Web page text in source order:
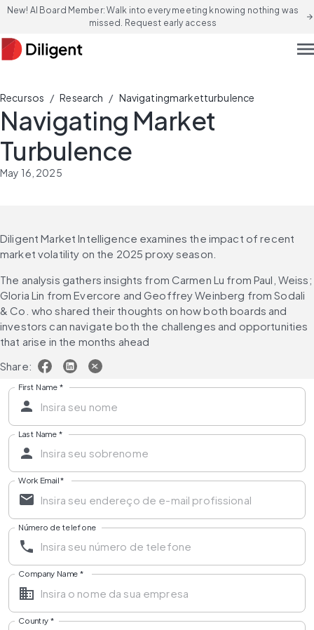
New! AI Board Member: Walk into every meeting knowing nothing was
missed. Request early access
arrow_forward
Recursos / Research / Navigatingmarketturbulence
Navigating Market
Turbulence
May 16, 2025
Diligent Market Intelligence examines the impact of recent
market volatility on the 2025 proxy season.
The analysis gathers insights from Carmen Lu from Paul, Weiss;
Gloria Lin from Evercore and Geoffrey Weinberg from Sodali
& Co. who shared their thoughts on how both boards and
investors can navigate both the challenges and opportunities
that arise in the months ahead
Share:
First Name *
Last Name *
Work Email*
Número de telefone
Company Name *
Country *